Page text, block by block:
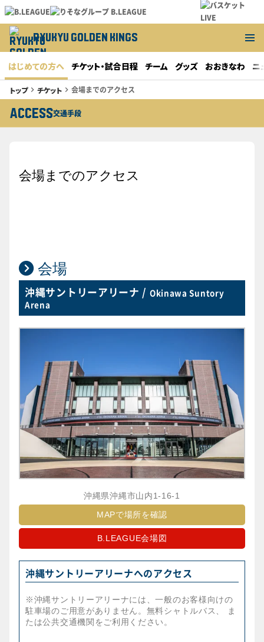
RYUKYU GOLDEN KINGS
はじめての方へ チケット・試合日程 チーム グッズ おおきなわ ニ
トップkeyboard_arrow_right チケット keyboard_arrow_right 会場までのアクセス
access交通手段
会場までのアクセス
会場
沖縄サントリーアリーナ / Okinawa Suntory
Arena
沖縄県沖縄市山内1-16-1
MAPで場所を確認
B.LEAGUE会場図
沖縄サントリーアリーナへのアクセス
※沖縄サントリーアリーナには、一般のお客様向けの
駐車場のご用意がありません。無料シャトルバス、 ま
たは公共交通機関をご利用ください。